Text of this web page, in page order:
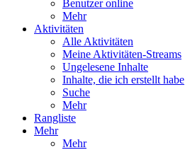
Benutzer online
Mehr
Aktivitäten
Alle Aktivitäten
Meine Aktivitäten-Streams
Ungelesene Inhalte
Inhalte, die ich erstellt habe
Suche
Mehr
Rangliste
Mehr
Mehr